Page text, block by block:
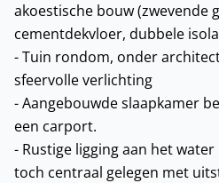
akoestische bouw (zwevende
cementdekvloer, dubbele
- Tuin rondom, onder
sfeervolle verlichting
- Aangebouwde slaapkamer
een carport.
- Rustige ligging aan het
toch centraal gelegen met